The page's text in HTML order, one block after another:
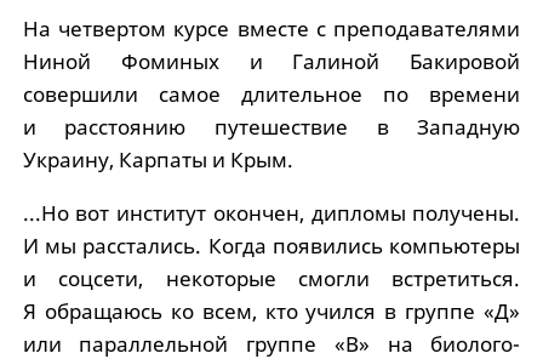
На четвертом курсе вместе с преподавателями
Ниной Фоминых и Галиной Бакировой
совершили самое длительное по времени
и расстоянию путешествие в Западную
Украину, Карпаты и Крым.
...Но вот институт окончен, дипломы получены.
И мы расстались. Когда появились компьютеры
и соцсети, некоторые смогли встретиться.
Я обращаюсь ко всем, кто учился в группе «Д»
или параллельной группе «В» на биолого-